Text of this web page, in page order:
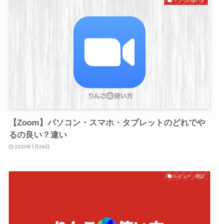
【Zoom】パソコン・スマホ・タブレットのどれでや
るの良い？違い
2020年7月28日
レビュー・雑記